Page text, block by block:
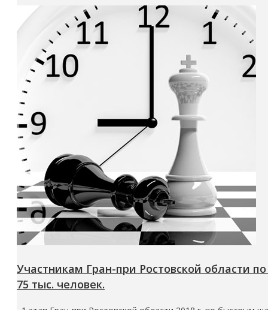
Участникам Гран-при Ростовской области
75 тыс. человек.